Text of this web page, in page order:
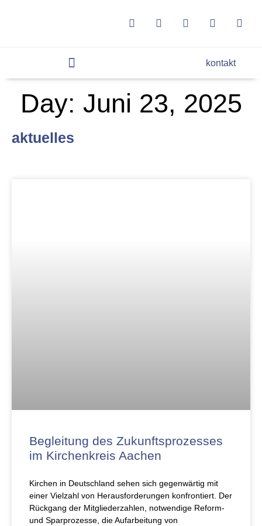
kontakt
Day: Juni 23, 2025
aktuelles
Begleitung des Zukunftsprozesses
im Kirchenkreis Aachen
Kirchen in Deutschland sehen sich gegenwärtig mit
einer Vielzahl von Herausforderungen konfrontiert. Der
Rückgang der Mitgliederzahlen, notwendige Reform-
und Sparprozesse, die Aufarbeitung von